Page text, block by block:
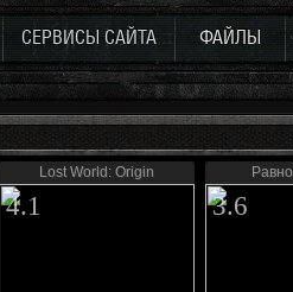
СЕРВИСЫ САЙТА ФАЙЛЫ
Lost World: Origin
4.1 3.6